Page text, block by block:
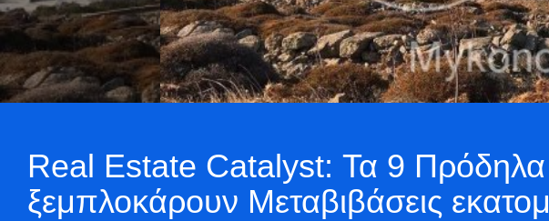
Real Estate Catalyst: Τα 9
ξεμπλοκάρουν Μεταβιβάσεις